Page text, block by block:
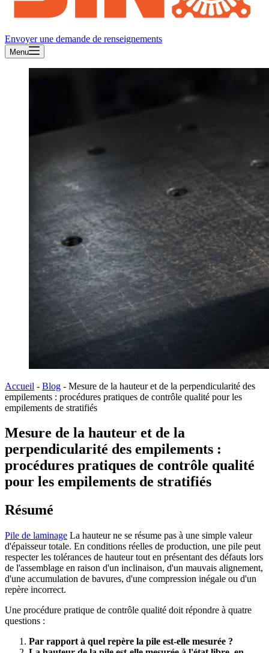
Envoyer une demande de renseignements
Menu
Accueil - Blog - Mesure de la hauteur et de la perpendicularité des
empilements : procédures pratiques de contrôle qualité pour les
empilements de stratifiés
Mesure de la hauteur et de la
perpendicularité des empilements :
procédures pratiques de contrôle qualité
pour les empilements de stratifiés
Résumé
Pile de laminage La hauteur ne se résume pas à une simple valeur
d'épaisseur totale. En conditions réelles de production, une pile peut
respecter les tolérances de hauteur tout en présentant des défauts lors
de l'assemblage en raison d'un inclinaison, d'un mauvais alignement,
d'une accumulation de bavures, d'une compression inégale ou d'un
repère incorrect.
Une procédure pratique de contrôle qualité doit répondre à quatre
questions :
Par rapport à quel repère la pile est-elle mesurée ?